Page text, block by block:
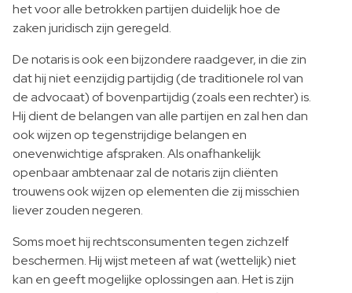
het voor alle betrokken partijen duidelijk hoe de
zaken juridisch zijn geregeld.
De notaris is ook een bijzondere raadgever, in die zin
dat hij niet eenzijdig partijdig (de traditionele rol van
de advocaat) of bovenpartijdig (zoals een rechter) is.
Hij dient de belangen van alle partijen en zal hen dan
ook wijzen op tegenstrijdige belangen en
onevenwichtige afspraken. Als onafhankelijk
openbaar ambtenaar zal de notaris zijn cliënten
trouwens ook wijzen op elementen die zij misschien
liever zouden negeren.
Soms moet hij rechtsconsumenten tegen zichzelf
beschermen. Hij wijst meteen af wat (wettelijk) niet
kan en geeft mogelijke oplossingen aan. Het is zijn